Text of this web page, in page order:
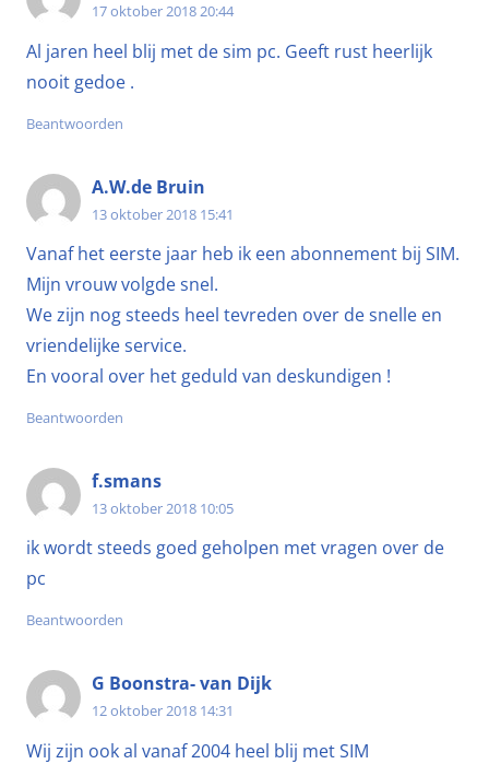
17 oktober 2018 20:44
Al jaren heel blij met de sim pc. Geeft rust heerlijk
nooit gedoe .
Beantwoorden
A.W.de Bruin
13 oktober 2018 15:41
Vanaf het eerste jaar heb ik een abonnement bij SIM.
Mijn vrouw volgde snel.
We zijn nog steeds heel tevreden over de snelle en
vriendelijke service.
En vooral over het geduld van deskundigen !
Beantwoorden
f.smans
13 oktober 2018 10:05
ik wordt steeds goed geholpen met vragen over de
pc
Beantwoorden
G Boonstra- van Dijk
12 oktober 2018 14:31
Wij zijn ook al vanaf 2004 heel blij met SIM